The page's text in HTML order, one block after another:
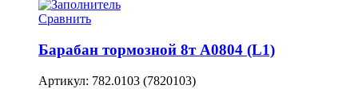
Сравнить
Барабан тормозной 8т A0804 (L1)
Артикул: 782.0103 (7820103)